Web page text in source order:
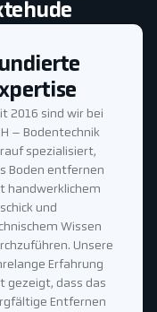
2016 sind wir bei
– Bodentechnik
spezialisiert,
Boden entfernen
handwerklichem
und
Wissen
Unsere
Erfahrung
gezeigt, dass das
Entfernen